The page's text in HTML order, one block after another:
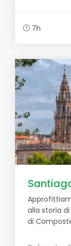
7h
alla storia
di